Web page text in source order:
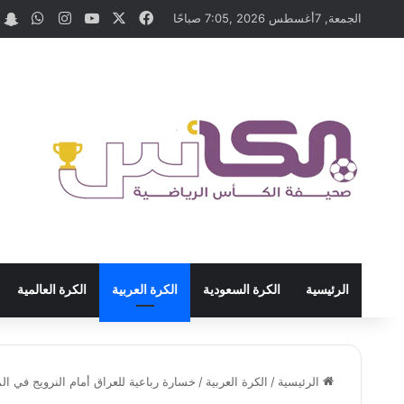
الجمعة, 7أغسطس 2026 ,7:05 صباحًا فيسبوك ‫YouTubeانستقرام
الرئيسية الكرة السعودية الكرة العربية الكرة العالمية
الرئيسية / الكرة العربية / خسارة رباعية للعراق أمام النرويج في